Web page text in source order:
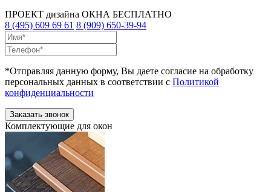
ПРОЕКТ дизайна ОКНА БЕСПЛАТНО
8 (495) 609 69 61 8 (909) 650-39-94
*Отправляя данную форму, Вы даете согласие на обработку
персональных данных в соответствии с Политикой
конфиденциальности
Комплектующие для окон